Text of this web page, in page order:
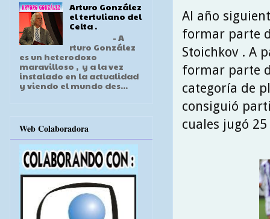
Al año
formar parte
Stoichkov . A
formar parte
categoría de
consiguió
cuales jugó
Arturo González
el tertuliano del
Celta .
- A
rturo González
es un heterodoxo
maravilloso , y a la vez
instalado en la actualidad
y viendo el mundo des...
Web Colaboradora